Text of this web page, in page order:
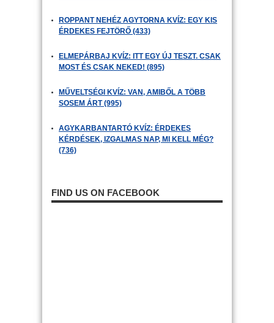
ROPPANT NEHÉZ AGYTORNA KVÍZ: EGY KIS
ÉRDEKES FEJTÖRŐ (433)
ELMEPÁRBAJ KVÍZ: ITT EGY ÚJ TESZT. CSAK
MOST ÉS CSAK NEKED! (895)
MŰVELTSÉGI KVÍZ: VAN, AMIBŐL A TÖBB
SOSEM ÁRT (995)
AGYKARBANTARTÓ KVÍZ: ÉRDEKES
KÉRDÉSEK, IZGALMAS NAP, MI KELL MÉG?
(736)
FIND US ON FACEBOOK